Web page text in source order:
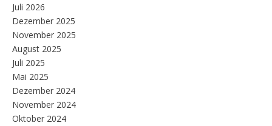
Juli 2026
Dezember 2025
November 2025
August 2025
Juli 2025
Mai 2025
Dezember 2024
November 2024
Oktober 2024